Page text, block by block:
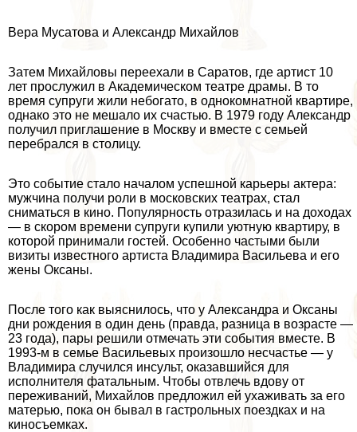
Вера Мусатова и Александр Михайлов
Затем Михайловы переехали в Саратов, где артист 10
лет прослужил в Академическом театре драмы. В то
время супруги жили небогато, в однокомнатной квартире,
однако это не мешало их счастью. В 1979 году Александр
получил приглашение в Москву и вместе с семьей
перебрался в столицу.
Это событие стало началом успешной карьеры актера:
мужчина получи роли в московских театрах, стал
сниматься в кино. Популярность отразилась и на доходах
— в скором времени супруги купили уютную квартиру, в
которой принимали гостей. Особенно частыми были
визиты известного артиста Владимира Васильева и его
жены Оксаны.
После того как выяснилось, что у Александра и Оксаны
дни рождения в один день (правда, разница в возрасте —
23 года), пары решили отмечать эти события вместе. В
1993-м в семье Васильевых произошло несчастье — у
Владимира случился инсульт, оказавшийся для
исполнителя фатальным. Чтобы отвлечь вдову от
переживаний, Михайлов предложил ей ухаживать за его
матерью, пока он бывал в гастрольных поездках и на
киносъемках.